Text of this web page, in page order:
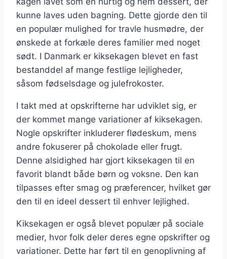
kunne laves uden bagning. Dette gjorde den til
en populær mulighed for travle husmødre, der
ønskede at forkæle deres familier med noget
sødt. I Danmark er kiksekagen blevet en fast
bestanddel af mange festlige lejligheder,
såsom fødselsdage og julefrokoster.
I takt med at opskrifterne har udviklet sig, er
der kommet mange variationer af kiksekagen.
Nogle opskrifter inkluderer flødeskum, mens
andre fokuserer på chokolade eller frugt.
Denne alsidighed har gjort kiksekagen til en
favorit blandt både børn og voksne. Den kan
tilpasses efter smag og præferencer, hvilket gør
den til en ideel dessert til enhver lejlighed.
Kiksekagen er også blevet populær på sociale
medier, hvor folk deler deres egne opskrifter og
variationer. Dette har ført til en genoplivning af